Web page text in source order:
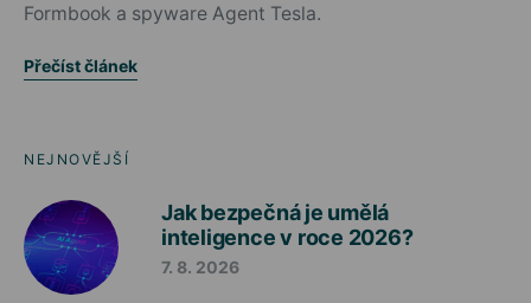
Formbook a spyware Agent Tesla.
Přečíst článek
NEJNOVĚJŠÍ
Jak bezpečná je umělá
inteligence v roce 2026?
7. 8. 2026